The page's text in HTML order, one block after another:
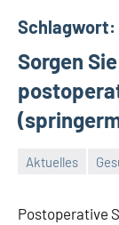
Schlagwort:
Sorgen
Aktuelles
Postoperative